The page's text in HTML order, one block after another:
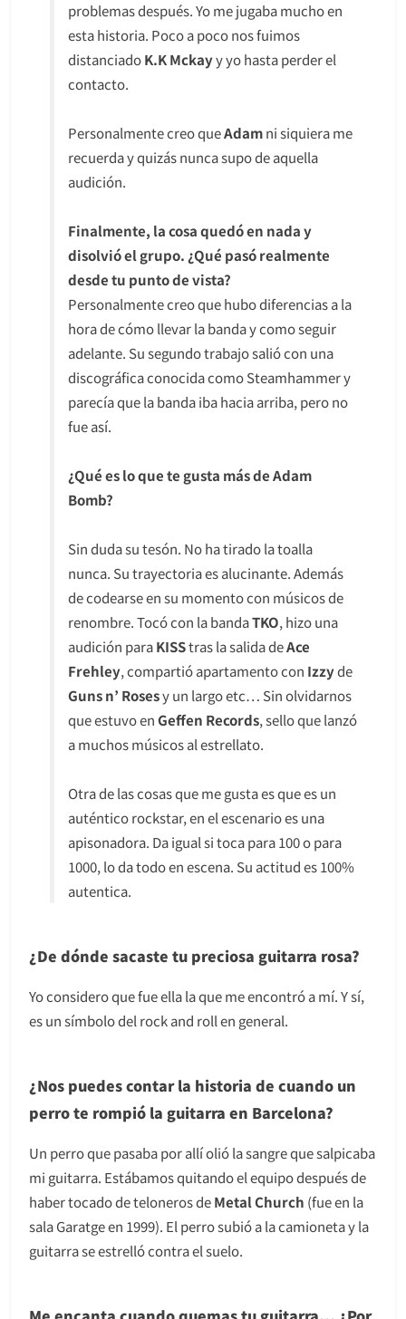
problemas después. Yo me jugaba mucho en
esta historia. Poco a poco nos fuimos
distanciadoK.K Mckayy yo hasta perder el
contacto.
Personalmente creo queAdamni siquiera me
recuerda y quizás nunca supo de aquella
audición.
Finalmente, la cosa quedó en nada y
disolvió el grupo. ¿Qué pasó realmente
desde tu punto de vista?
Personalmente creo que hubo diferencias a la
hora de cómo llevar la banda y como seguir
adelante. Su segundo trabajo salió con una
discográfica conocida como Steamhammer y
parecía que la banda iba hacia arriba, pero no
fue así.
¿Qué es lo que te gusta más de Adam
Bomb?
Sin duda su tesón. No ha tirado la toalla
nunca. Su trayectoria es alucinante. Además
de codearse en su momento con músicos de
renombre. Tocó con la bandaTKO, hizo una
audición paraKISStras la salida deAce
Frehley, compartió apartamento con Izzyde
Guns n’ Rosesy un largo etc… Sin olvidarnos
que estuvo enGeffen Records, sello que lanzó
a muchos músicos al estrellato.
Otra de las cosas que me gusta es que es un
auténtico rockstar, en el escenario es una
apisonadora. Da igual si toca para 100 o para
1000, lo da todo en escena. Su actitud es 100%
autentica.
¿De dónde sacaste tu preciosa guitarra rosa?
Yo considero que fue ella la que me encontró a mí. Y sí,
es un símbolo del rock and roll en general.
¿Nos puedes contar la historia de cuando un
perro te rompió la guitarra en Barcelona?
Un perro que pasaba por allí olió la sangre que salpicaba
mi guitarra. Estábamos quitando el equipo después de
haber tocado de teloneros deMetal Church (fue en la
sala Garatge en 1999). El perro subió a la camioneta y la
guitarra se estrelló contra el suelo.